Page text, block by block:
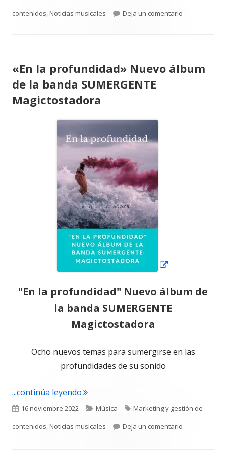
el
contenidos,Noticias musicales Deja un comentario
«En la profundidad» Nuevo álbum
de la banda SUMERGENTE
Magictostadora
"En la profundidad" Nuevo álbum de
la banda SUMERGENTE
Magictostadora
Ocho nuevos temas para sumergirse en las
profundidades de su sonido
...continúa leyendo"«En la profundidad» Nuevo álbum
Publicado
el
16 noviembre 2022 Categorías
Música Etiquetas
Marketing y gestión de
contenidos,Noticias musicales Deja un comentario